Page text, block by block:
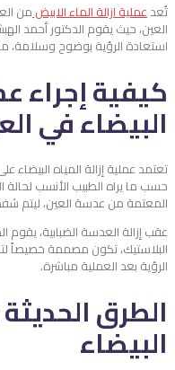
تُعدعملية ازالة الماء الابيضمن
العين، حيث يقوم الدكتور أحمد
استعادة الرؤية بوضوح وسلامة،
كيفية إجراء
البيضاء في
تعتمد عملية إزالة المياه البيضاء
حسب ما يراه الطبيب الأنسب
المعتمة من عدسة العين، ليتم
عقب إزالة العدسة الضبابية،
البلاستيك، تكون مصممة خصيصاً
الرؤية بعد العملية مباشرة.
الطرق
البيضاء